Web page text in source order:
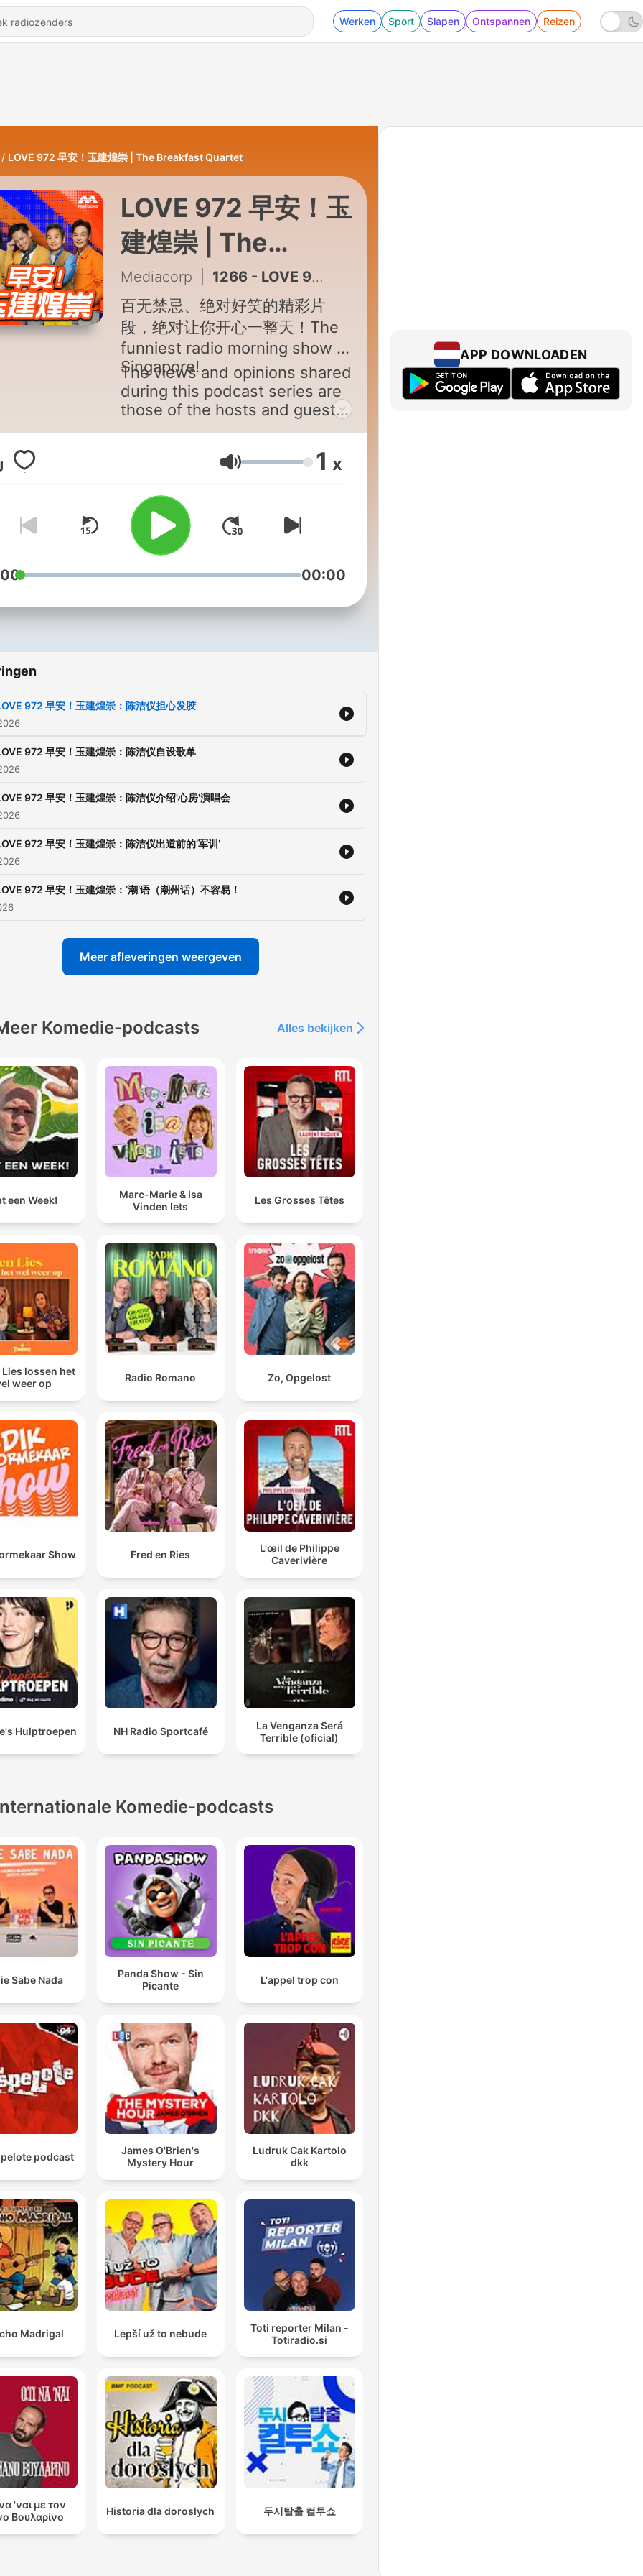
Werken Sport Slapen Ontspannen Reizen
LOVE 972 早安！玉建煌崇 | The Breakfast Quartet
LOVE 972 早安！玉
建煌崇 | The
Breakfast Quartet
Mediacorp 1266 - LOVE 972 早安！玉建煌崇：陈洁仪担心发胶
百无禁忌、绝对好笑的精彩片
段，绝对让你开心一整天！The
funniest radio morning show in
Singapore!
The views and opinions shared
during this podcast series are
those of the hosts and guests
Ltd. or its group of companies.
Volume 1 x
00:00
972 早安！玉建煌崇：陈洁仪担心发胶
972 早安！玉建煌崇：陈洁仪自设歌单
972 早安！玉建煌崇：陈洁仪介绍'心房'演唱会
972 早安！玉建煌崇：陈洁仪出道前的‘军训’
972 早安！玉建煌崇：‘潮’语（潮州话）不容易！
Meer afleveringen weergeven
Komedie-podcasts Alles bekijken
een Week!
Marc-Marie & Isa
Vinden Iets
Les Grosses Têtes
Lies lossen het
weer op
Radio Romano Zo, Opgelost
Show Fred en Ries
L'œil de Philippe
Caverivière
Hulptroepen NH Radio Sportcafé
La Venganza Será
Terrible (oficial)
Komedie-podcasts
Sabe Nada
Panda Show - Sin
Picante
L'appel trop con
podcast
James O'Brien's
Mystery Hour
Ludruk Cak Kartolo
dkk
Madrigal Lepší už to nebude
Toti reporter Milan -
Totiradio.si
'ναι με τον
Βουλαρίνο
Historia dla dorosłych 두시탈출 컬투쇼
APP DOWNLOADEN